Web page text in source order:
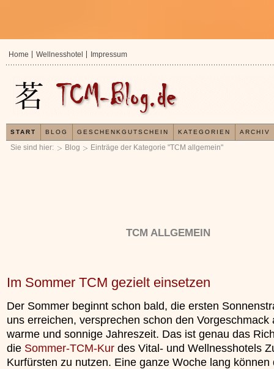
Sie sind hier: Blog Einträge der Kategorie "TCM allgemein"
TCM ALLGEMEIN
Im Sommer TCM gezielt einsetzen
Der Sommer beginnt schon bald, die ersten
uns erreichen, versprechen schon den Vorgeschmack
warme und sonnige Jahreszeit. Das ist genau das
die Sommer-TCM-Kur des Vital- und Wellnesshotels
Kurfürsten zu nutzen. Eine ganze Woche lang können
unterliegt.
Home Wellnesshotel Impressum
START BLOG GESCHENKGUTSCHEIN KATEGORIEN ARCHIV